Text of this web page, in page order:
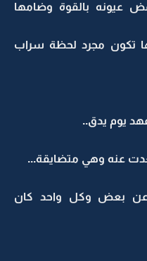
عيونه بالقوة وضامها
تكون مجرد لحظة سراب
يوم يدق..
عنه وهي متضايقة...
عن بعض وكل واحد كان